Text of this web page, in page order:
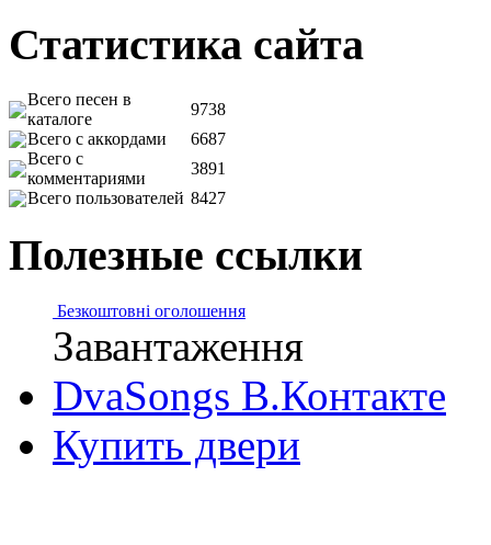
Статистика сайта
Всего песен в
каталоге
9738
Всего с аккордами
6687
Всего с
комментариями
3891
Всего пользователей 8427
Полезные ссылки
Безкоштовні оголошення
Завантаження
DvaSongs В.Контакте
Купить двери